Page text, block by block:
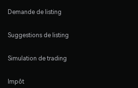
Demande de listing
Suggestions de listing
Simulation de trading
Impôt